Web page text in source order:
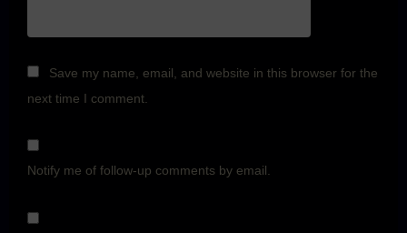
Save my name, email, and website in this browser for the
next time I comment.
Notify me of follow-up comments by email.